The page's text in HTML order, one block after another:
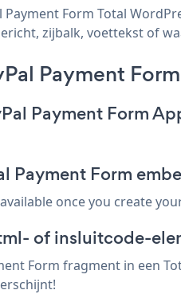
Form Total
zijbalk, voettekst of
Payment
Payment Form
Payment Form
once you create
of insluitcode-
Form fragment in een